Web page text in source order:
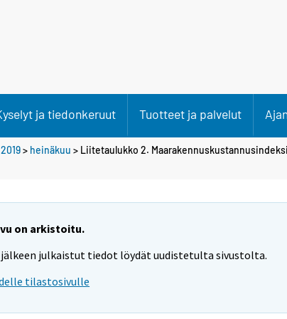
ja tiedonkeruut Tuotteet ja palvelut
2019> heinäkuu > Liitetaulukko 2. Maarakennuskustannusindeksi
on arkistoitu.
jälkeen julkaistut tiedot löydät uudistetulta sivustolta.
tilastosivulle